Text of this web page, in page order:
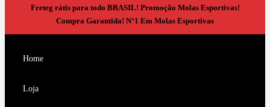
Freteg rátis para todo BRASIL! Promoção Molas Esportivas!
Compra Garantida! N°1 Em Molas Esportivas
Home
Loja